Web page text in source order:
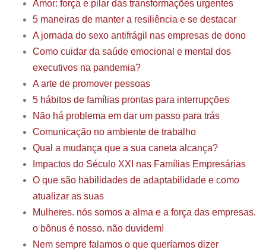
Amor: força e pilar das transformações urgentes
5 maneiras de manter a resiliência e se destacar
A jornada do sexo antifrágil nas empresas de dono
Como cuidar da saúde emocional e mental dos
executivos na pandemia?
A arte de promover pessoas
5 hábitos de famílias prontas para interrupções
Não há problema em dar um passo para trás
Comunicação no ambiente de trabalho
Qual a mudança que a sua caneta alcança?
Impactos do Século XXI nas Famílias Empresárias
O que são habilidades de adaptabilidade e como
atualizar as suas
Mulheres. nós somos a alma e a força das empresas.
o bônus é nosso. não duvidem!
Nem sempre falamos o que queríamos dizer